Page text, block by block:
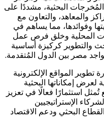
المُخرجات البحثية، مشددًا على
والمعاهد، والتعاون مع
وفوائدها، مما يساهم في
المحلية وخلق فرص عمل
والتطوير كركيزة أساسية
مصر بين الدول المُتقدمة.
المواقع الإلكترونية
لعرض إمكاناتها البحثية
استثمارًا فعالًا في تعزيز
الإستراتيجيين
البحثي ودعم الاقتصاد